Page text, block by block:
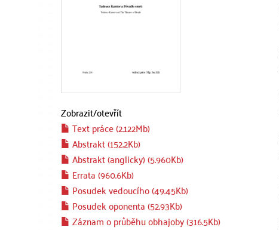
Zobrazit/otevřít
Text práce (2.122Mb)
Abstrakt (152.2Kb)
Abstrakt (anglicky) (5.960Kb)
Errata (960.6Kb)
Posudek vedoucího (49.45Kb)
Posudek oponenta (52.93Kb)
Záznam o průběhu obhajoby (316.5Kb)